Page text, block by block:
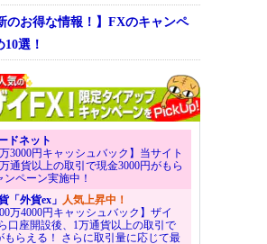
のお得な情報！】FXのキャンペ
選！
ドネット
万3000円キャッシュバック】当サイト
通貨以上の取引で現金3000円がもら
ンペーン実施中！
「外貨ex」 人気上昇中！
万4000円キャッシュバック】ザイ
口座開設後、1万通貨以上の取引で
もらえる！ さらに取引量に応じて最